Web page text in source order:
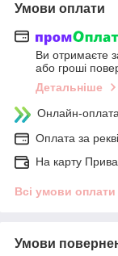
Умови оплати
Ви отримаєте
або гроші
Детальніше
Онлайн-
Оплата за
На карту
Всі умови оплати
Умови